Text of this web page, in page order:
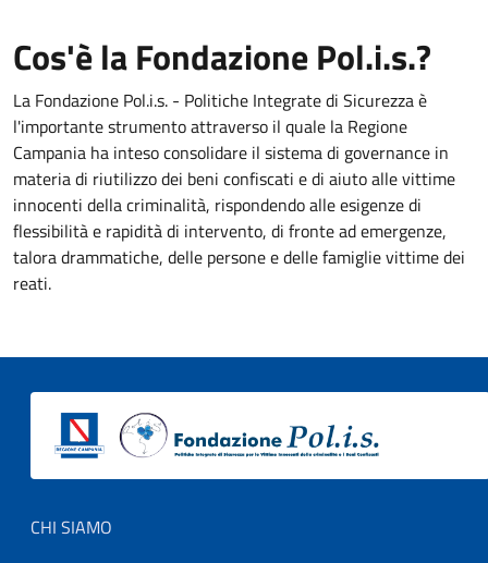
Cos'è la Fondazione Pol.i.s.?
La Fondazione Pol.i.s. - Politiche Integrate di Sicurezza è
l'importante strumento attraverso il quale la Regione
Campania ha inteso consolidare il sistema di governance in
materia di riutilizzo dei beni confiscati e di aiuto alle vittime
innocenti della criminalità, rispondendo alle esigenze di
flessibilità e rapidità di intervento, di fronte ad emergenze,
talora drammatiche, delle persone e delle famiglie vittime dei
reati.
Footer menu
CHI SIAMO